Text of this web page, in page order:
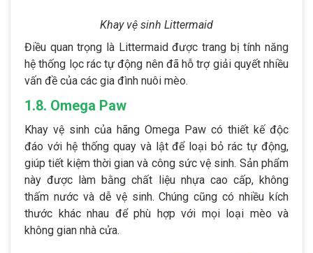
Khay vệ sinh Littermaid
Điều quan trọng là Littermaid được trang bị tính năng
hệ thống lọc rác tự động nên đã hỗ trợ giải quyết nhiều
vấn đề của các gia đình nuôi mèo.
1.8. Omega Paw
Khay vệ sinh của hãng Omega Paw có thiết kế độc
đáo với hệ thống quay và lật để loại bỏ rác tự động,
giúp tiết kiệm thời gian và công sức vệ sinh. Sản phẩm
này được làm bằng chất liệu nhựa cao cấp, không
thấm nước và dễ vệ sinh. Chúng cũng có nhiều kích
thước khác nhau để phù hợp với mọi loại mèo và
không gian nhà cửa.